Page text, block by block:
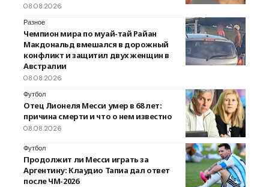
08.08.2026
Разное
Чемпион мира по муай-тай Райан
Макдональд вмешался в дорожный
конфликт и защитил двух женщин в
Австралии
08.08.2026
Футбол
Отец Лионеля Месси умер в 68 лет:
причина смерти и что о нем известно
08.08.2026
Футбол
Продолжит ли Месси играть за
Аргентину: Клаудио Тапиа дал ответ
после ЧМ-2026